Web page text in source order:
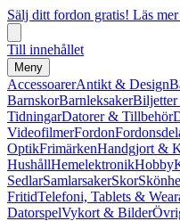
Sälj ditt fordon gratis! Läs
Till innehållet
Meny
AccessoarerAntikt & Design
BarnskorBarnleksaker
TidningarDatorer & Tillbehör
VideofilmerFordon
OptikFrimärkenHandgjort &
HushållHemelektronikHobby
SedlarSamlarsakerSkor
FritidTelefoni, Tablets &
DatorspelVykort & Bilder